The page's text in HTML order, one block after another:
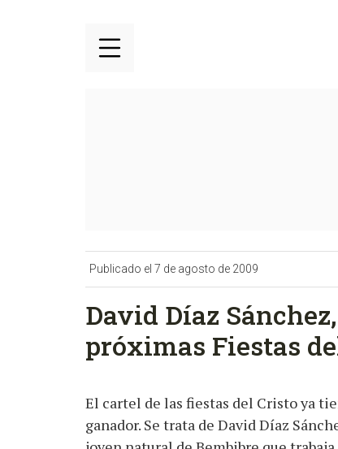
Publicado el 7 de agosto de 2009
David Díaz
próximas Fiestas
El cartel de las fiestas del Cristo ya
ganador. Se trata de David Díaz